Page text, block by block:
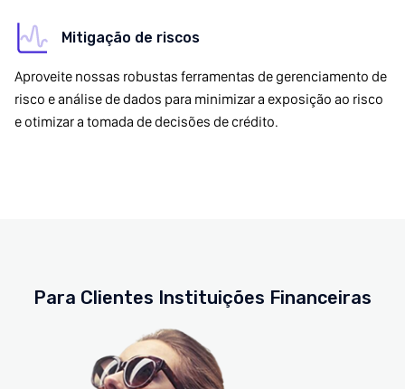
Mitigação de riscos
Aproveite nossas robustas ferramentas de gerenciamento de
risco e análise de dados para minimizar a exposição ao risco
e otimizar a tomada de decisões de crédito.
Para Clientes Instituições Financeiras